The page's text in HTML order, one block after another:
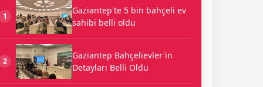
1
Gaziantep'te 5 bin bahçeli ev
sahibi belli oldu
2
Gaziantep Bahçelievler'in
Detayları Belli Oldu